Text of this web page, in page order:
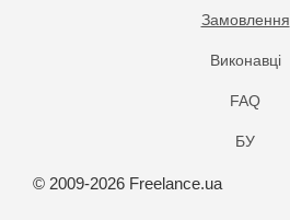
Замовлення
Виконавці
FAQ
БУ
© 2009-2026 Freelance.ua